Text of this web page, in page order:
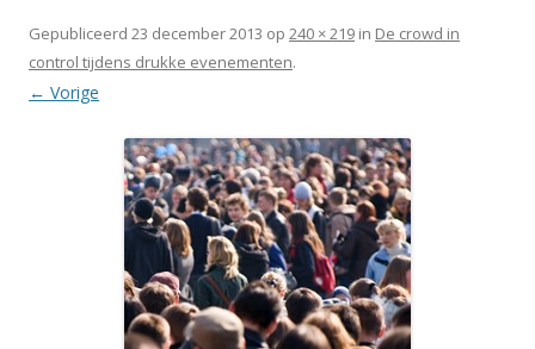
Gepubliceerd 23 december 2013 op 240 × 219 in De crowd in
control tijdens drukke evenementen.
← Vorige